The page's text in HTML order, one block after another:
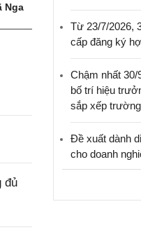
Nga
đủ
Từ 23/7/2026,
cấp đăng ký
Chậm nhất 30/
bố trí hiệu
sắp xếp
Đề xuất dành
cho doanh